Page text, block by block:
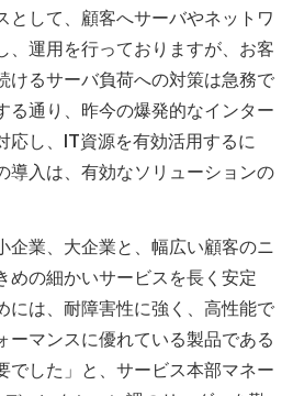
として、顧客へサーバやネットワ
、運用を行っておりますが、お客
けるサーバ負荷への対策は急務で
る通り、昨今の爆発的なインター
応し、IT資源を有効活用するに
導入は、有効なソリューションの
企業、大企業と、幅広い顧客のニ
めの細かいサービスを長く安定
には、耐障害性に強く、高性能で
ーマンスに優れている製品である
でした」と、サービス本部マネー